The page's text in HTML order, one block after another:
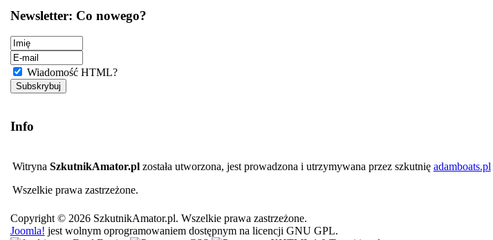
Newsletter: Co nowego?
Wiadomość HTML?
Info
Witryna SzkutnikAmator.plzostała utworzona, jest prowadzona i utrzymywana przez szkutnię adamboats.pl
Wszelkie prawa zastrzeżone.
Copyright © 2026 SzkutnikAmator.pl. Wszelkie prawa zastrzeżone.
Joomla! jest wolnym oprogramowaniem dostępnym na licencji GNU GPL.